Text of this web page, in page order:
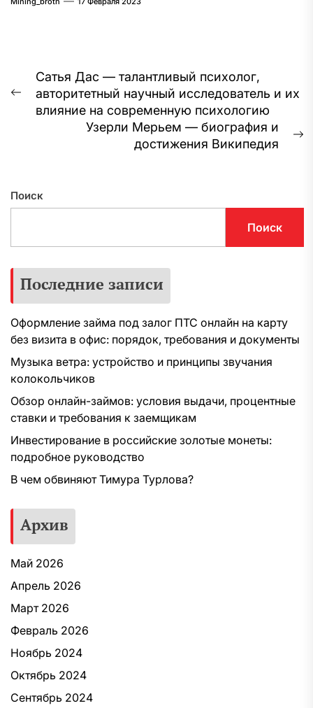
Навигация
по
записям
Предыдущая
запись:
Сатья Дас — талантливый психолог,
авторитетный научный исследователь и их
влияние на современную психологию
Узерли Мерьем — биография и
достижения Википедия
Поиск
Поиск
Последние записи
Оформление займа под залог ПТС онлайн на карту
без визита в офис: порядок, требования и документы
Музыка ветра: устройство и принципы звучания
колокольчиков
Обзор онлайн-займов: условия выдачи, процентные
ставки и требования к заемщикам
Инвестирование в российские золотые монеты:
подробное руководство
В чем обвиняют Тимура Турлова?
Архив
Май 2026
Апрель 2026
Март 2026
Февраль 2026
Ноябрь 2024
Октябрь 2024
Сентябрь 2024